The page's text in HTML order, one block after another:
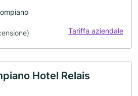
Tariffa aziendale
Hotel Relais